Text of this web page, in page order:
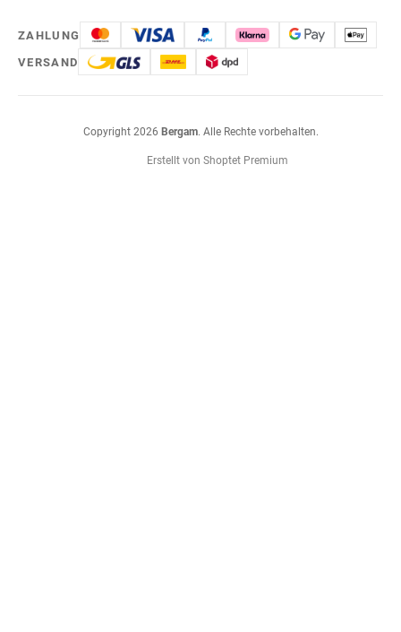
ZAHLUNG
VERSAND
Erstellt von Shoptet Premium
Copyright 2026 Bergam. Alle Rechte vorbehalten.